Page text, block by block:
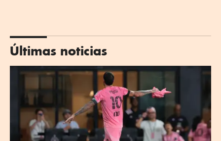
Últimas noticias